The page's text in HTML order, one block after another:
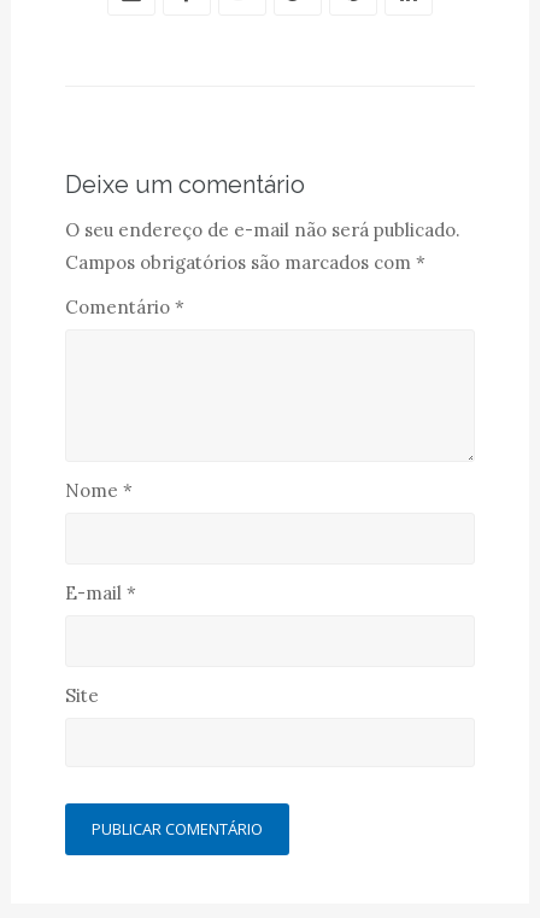
Deixe um comentário
O seu endereço de e-mail não será publicado.
Campos obrigatórios são marcados com *
Comentário *
Nome *
E-mail *
Site